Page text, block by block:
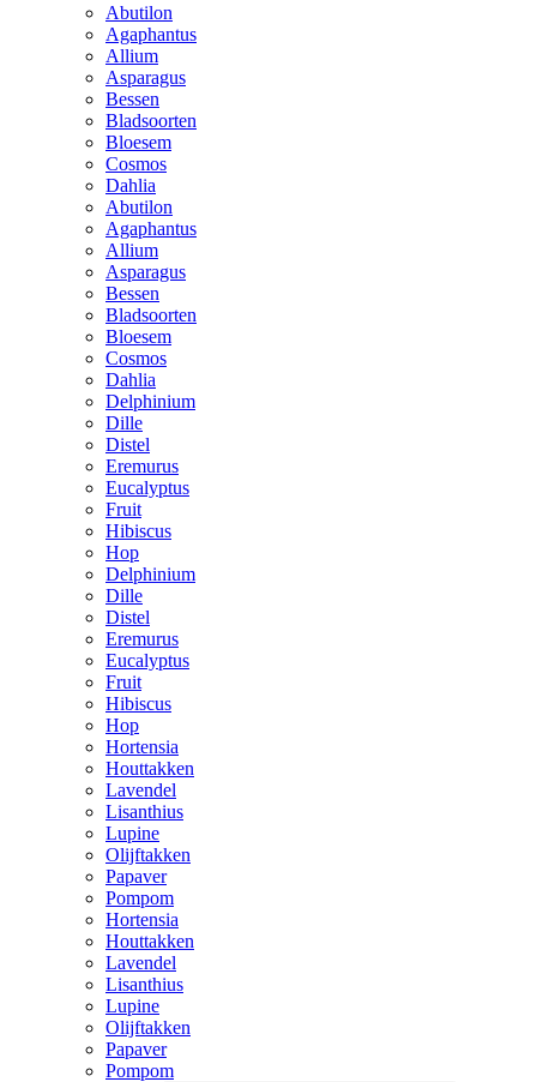
Abutilon
Agaphantus
Allium
Asparagus
Bessen
Bladsoorten
Bloesem
Cosmos
Dahlia
Abutilon
Agaphantus
Allium
Asparagus
Bessen
Bladsoorten
Bloesem
Cosmos
Dahlia
Delphinium
Dille
Distel
Eremurus
Eucalyptus
Fruit
Hibiscus
Hop
Delphinium
Dille
Distel
Eremurus
Eucalyptus
Fruit
Hibiscus
Hop
Hortensia
Houttakken
Lavendel
Lisanthius
Lupine
Olijftakken
Papaver
Pompom
Hortensia
Houttakken
Lavendel
Lisanthius
Lupine
Olijftakken
Papaver
Pompom